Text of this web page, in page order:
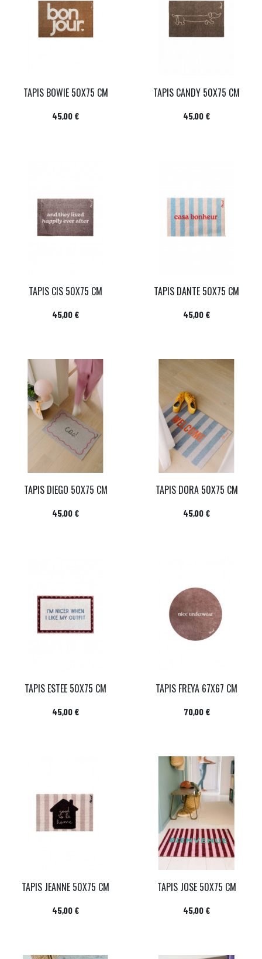
TAPIS BOWIE 50X75 CM
Prix
45,00 €
TAPIS CANDY 50X75 CM
Prix
45,00 €
TAPIS CIS 50X75 CM
Prix
45,00 €
TAPIS DANTE 50X75 CM
Prix
45,00 €
TAPIS DIEGO 50X75 CM
Prix
45,00 €
TAPIS DORA 50X75 CM
Prix
45,00 €
TAPIS ESTEE 50X75 CM
Prix
45,00 €
TAPIS FREYA 67X67 CM
Prix
70,00 €
TAPIS JEANNE 50X75 CM
Prix
45,00 €
TAPIS JOSE 50X75 CM
Prix
45,00 €